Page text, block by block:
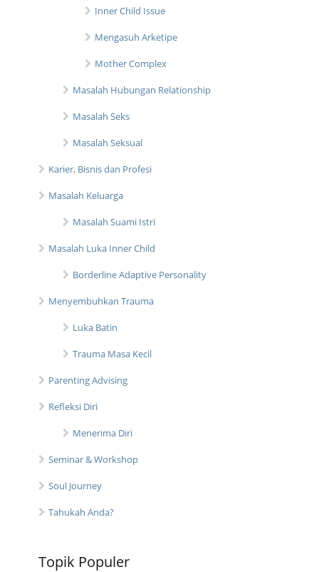
Inner Child Issue
Mengasuh Arketipe
Mother Complex
Masalah Hubungan Relationship
Masalah Seks
Masalah Seksual
Karier, Bisnis dan Profesi
Masalah Keluarga
Masalah Suami Istri
Masalah Luka Inner Child
Borderline Adaptive Personality
Menyembuhkan Trauma
Luka Batin
Trauma Masa Kecil
Parenting Advising
Refleksi Diri
Menerima Diri
Seminar & Workshop
Soul Journey
Tahukah Anda?
Topik Populer